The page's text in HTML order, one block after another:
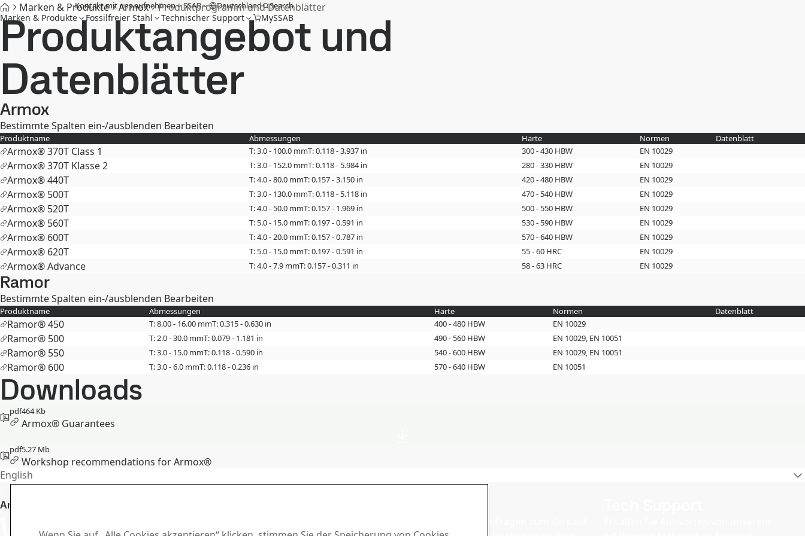
Kontakt mit uns aufnehmen SSAB Deutschland Search
Marken & Produkte Fossilfreier Stahl Technischer Support MySSAB
Marken & Produkte Armox Produktprogramm und Datenblätter
Produktangebot und
Datenblätter
Armox
Bestimmte Spalten ein-/ausblenden Bearbeiten
Produktname Abmessungen Härte Normen Datenblatt
Armox® 370T Class 1 T: 3.0 - 100.0 mmT: 0.118 - 3.937 in 300 - 430 HBW EN 10029
Armox® 370T Klasse 2 T: 3.0 - 152.0 mmT: 0.118 - 5.984 in 280 - 330 HBW EN 10029
Armox® 440T T: 4.0 - 80.0 mmT: 0.157 - 3.150 in 420 - 480 HBW EN 10029
Armox® 500T T: 3.0 - 130.0 mmT: 0.118 - 5.118 in 470 - 540 HBW EN 10029
Armox® 520T T: 4.0 - 50.0 mmT: 0.157 - 1.969 in 500 - 550 HBW EN 10029
Armox® 560T T: 5.0 - 15.0 mmT: 0.197 - 0.591 in 530 - 590 HBW EN 10029
Armox® 600T T: 4.0 - 20.0 mmT: 0.157 - 0.787 in 570 - 640 HBW EN 10029
Armox® 620T T: 5.0 - 15.0 mmT: 0.197 - 0.591 in 55 - 60 HRC EN 10029
Armox® Advance T: 4.0 - 7.9 mmT: 0.157 - 0.311 in 58 - 63 HRC EN 10029
Ramor
Bestimmte Spalten ein-/ausblenden Bearbeiten
Produktname Abmessungen Härte Normen Datenblatt
Ramor® 450 T: 8.00 - 16.00 mmT: 0.315 - 0.630 in 400 - 480 HBW EN 10029
Ramor® 500 T: 2.0 - 30.0 mmT: 0.079 - 1.181 in 490 - 560 HBW EN 10029, EN 10051
Ramor® 550 T: 3.0 - 15.0 mmT: 0.118 - 0.590 in 540 - 600 HBW EN 10029, EN 10051
Ramor® 600 T: 3.0 - 6.0 mmT: 0.118 - 0.236 in 570 - 640 HBW EN 10051
Downloads
pdf464 Kb
Armox® Guarantees
pdf5.27 Mb
Workshop recommendations for Armox®
English
Ansprechpartner Armox
Wenden Sie